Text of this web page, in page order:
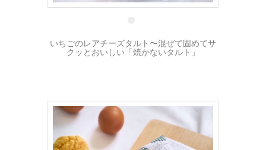
いちごのレアチーズタルト〜混ぜて固めてサ
クッとおいしい「焼かないタルト」